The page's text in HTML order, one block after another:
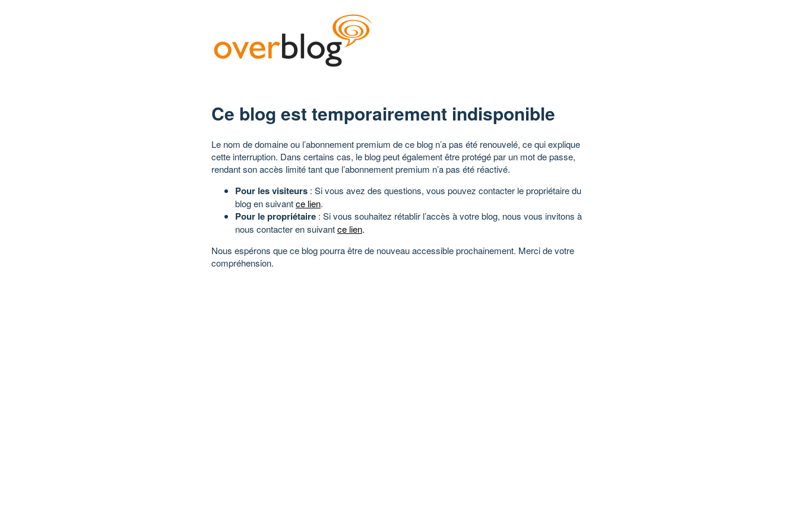
Ce blog est temporairement indisponible
Le nom de domaine ou l’abonnement premium de ce blog n’a pas été renouvelé, ce qui explique
cette interruption. Dans certains cas, le blog peut également être protégé par un mot de passe,
rendant son accès limité tant que l’abonnement premium n’a pas été réactivé.
Pour les visiteurs : Si vous avez des questions, vous pouvez contacter le propriétaire du
blog en suivantce lien.
Pour le propriétaire : Si vous souhaitez rétablir l’accès à votre blog, nous vous invitons à
nous contacter en suivantce lien.
Nous espérons que ce blog pourra être de nouveau accessible prochainement. Merci de votre
compréhension.